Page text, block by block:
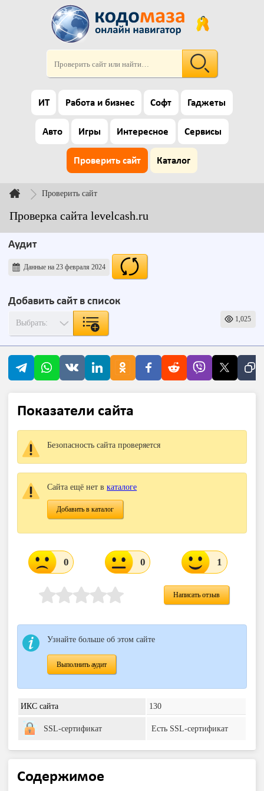
ИТ Работа и бизнес Софт Гаджеты
Авто Игры Интересное Сервисы
Проверить сайт Каталог
Проверить сайт
Проверка сайта levelcash.ru
Аудит
Данные на 23 февраля 2024
Добавить сайт в список
1,025
Показатели сайта
Безопасность сайта проверяется
Сайта ещё нет вкаталоге
Добавить в каталог
0 0 1
Написать отзыв
Узнайте больше об этом сайте
Выполнить аудит
ИКС сайта 130
SSL-сертификат Есть SSL-сертификат
Содержимое